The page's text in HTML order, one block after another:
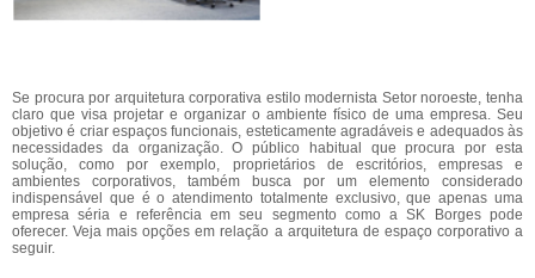
Se procura por arquitetura corporativa estilo modernista Setor noroeste, tenha
claro que visa projetar e organizar o ambiente físico de uma empresa. Seu
objetivo é criar espaços funcionais, esteticamente agradáveis e adequados às
necessidades da organização. O público habitual que procura por esta
solução, como por exemplo, proprietários de escritórios, empresas e
ambientes corporativos, também busca por um elemento considerado
indispensável que é o atendimento totalmente exclusivo, que apenas uma
empresa séria e referência em seu segmento como a SK Borges pode
oferecer. Veja mais opções em relação a arquitetura de espaço corporativo a
seguir.